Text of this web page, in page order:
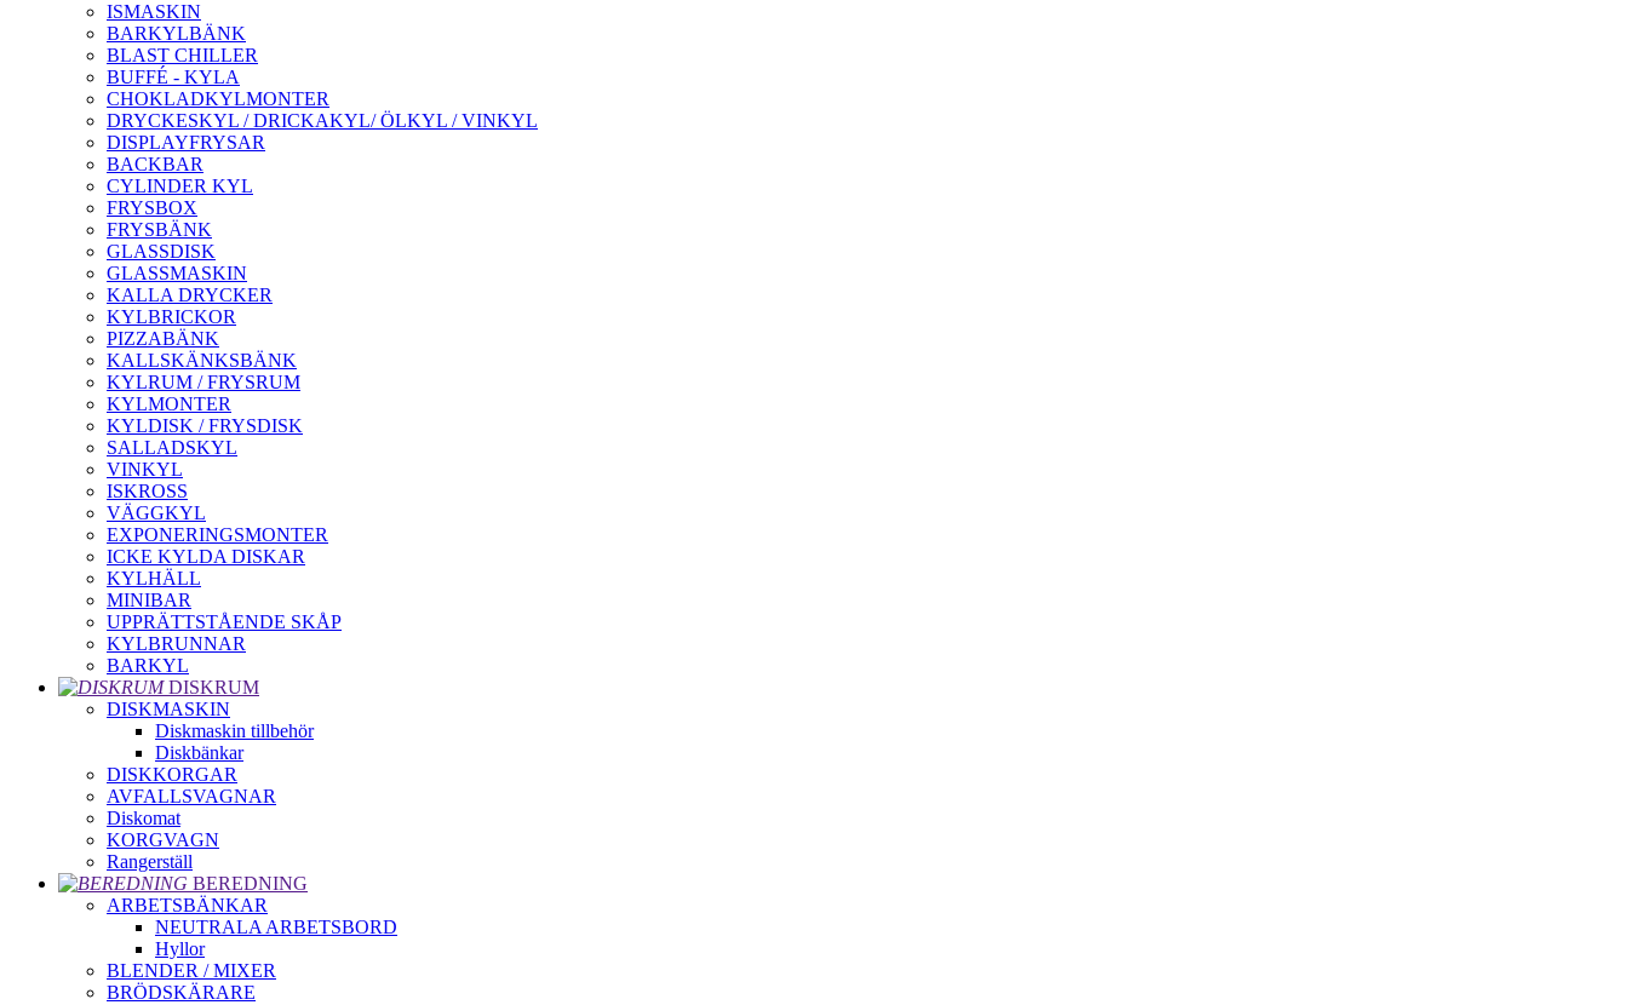
ISMASKIN
BARKYLBÄNK
BLAST CHILLER
BUFFÉ - KYLA
CHOKLADKYLMONTER
DRYCKESKYL / DRICKAKYL/ ÖLKYL / VINKYL
DISPLAYFRYSAR
BACKBAR
CYLINDER KYL
FRYSBOX
FRYSBÄNK
GLASSDISK
GLASSMASKIN
KALLA DRYCKER
KYLBRICKOR
PIZZABÄNK
KALLSKÄNKSBÄNK
KYLRUM / FRYSRUM
KYLMONTER
KYLDISK / FRYSDISK
SALLADSKYL
VINKYL
ISKROSS
VÄGGKYL
EXPONERINGSMONTER
ICKE KYLDA DISKAR
KYLHÄLL
MINIBAR
UPPRÄTTSTÅENDE SKÅP
KYLBRUNNAR
BARKYL
DISKRUM
DISKMASKIN
Diskmaskin tillbehör
Diskbänkar
DISKKORGAR
AVFALLSVAGNAR
Diskomat
KORGVAGN
Rangerställ
BEREDNING
ARBETSBÄNKAR
NEUTRALA ARBETSBORD
Hyllor
BLENDER / MIXER
BRÖDSKÄRARE